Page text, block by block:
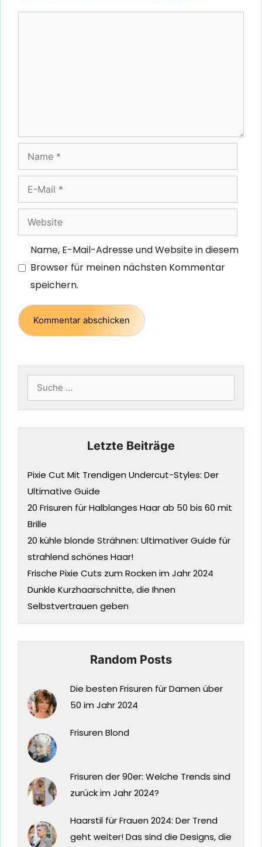
Name
Mail
Website
Name, E-Mail-Adresse und Website in diesem
Browser für meinen nächsten Kommentar
speichern.
Suche
nach:
Letzte Beiträge
Pixie Cut Mit Trendigen Undercut-Styles: Der
Ultimative Guide
20 Frisuren für Halblanges Haar ab 50 bis 60 mit
Brille
20 kühle blonde Strähnen: Ultimativer Guide für
strahlend schönes Haar!
Frische Pixie Cuts zum Rocken im Jahr 2024
Dunkle Kurzhaarschnitte, die Ihnen
Selbstvertrauen geben
Random Posts
Die besten Frisuren für Damen über
50 im Jahr 2024
Frisuren Blond
Frisuren der 90er: Welche Trends sind
zurück im Jahr 2024?
Haarstil für Frauen 2024: Der Trend
geht weiter! Das sind die Designs, die